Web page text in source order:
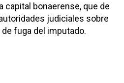
capital bonaerense, que de
judiciales sobre
fuga del imputado.